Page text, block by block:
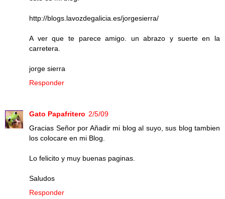
http://blogs.lavozdegalicia.es/jorgesierra/
A ver que te parece amigo. un abrazo y suerte en la
carretera.
jorge sierra
Responder
Gato Papafritero 2/5/09
Gracias Señor por Añadir mi blog al suyo, sus blog tambien
los colocare en mi Blog.
Lo felicito y muy buenas paginas.
Saludos
Responder